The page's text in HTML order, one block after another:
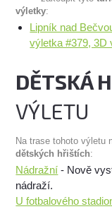
výletky:
Lipník nad
výletka #379, 3D
DĚTSKÁ
VÝLETU
Na trase tohoto výletu
dětských hřištích:
Nádražní - Nově
nádraží.
U fotbalového